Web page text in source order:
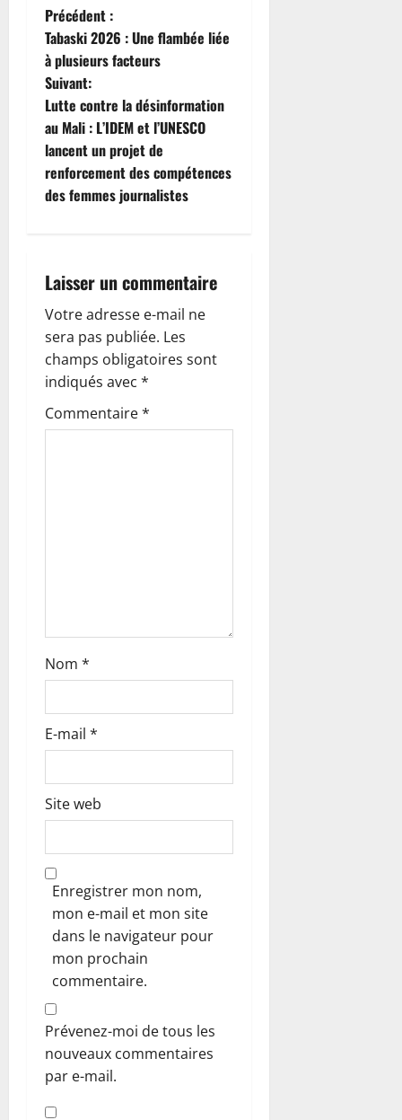
N
a
v
i
g
a
i
o
n
d
’
l
Précédent :
Tabaski 2026 : Une flambée liée
à plusieurs facteurs
Suivant:
Lutte contre la désinformation
au Mali : L’IDEM et l’UNESCO
lancent un projet de
renforcement des compétences
des femmes journalistes
Laisser un commentaire
Votre adresse e-mail ne
sera pas publiée. Les
champs obligatoires sont
indiqués avec *
Commentaire*
Nom *
E-mail *
Site web
Enregistrer mon nom,
mon e-mail et mon site
dans le navigateur pour
mon prochain
commentaire.
Prévenez-moi de tous les
nouveaux commentaires
par e-mail.